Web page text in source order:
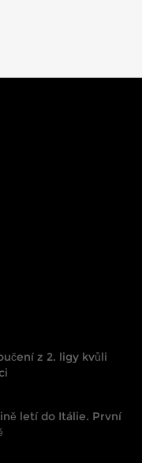
z 2. ligy kvůli
letí do Itálie. První